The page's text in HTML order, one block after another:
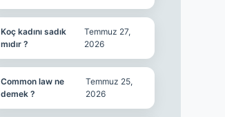
Koç kadını sadık
mıdır ?
Temmuz 27,
2026
Common law ne
demek ?
Temmuz 25,
2026